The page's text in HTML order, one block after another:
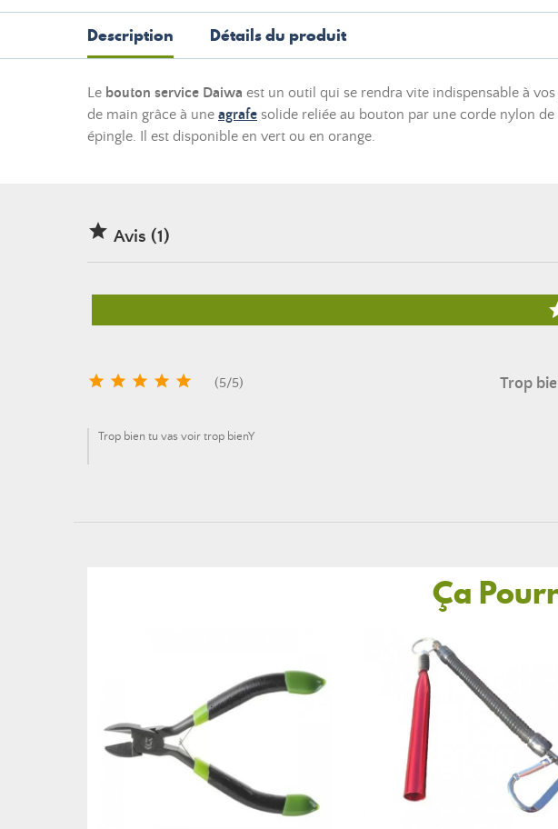
Description Détails du produit
Le bouton service Daiwa est un outil qui se rendra vite indispensable à
de main grâce à une agrafe solide reliée au bouton par une corde nylon
épingle. Il est disponible en vert ou en orange.
 Avis (1)
     (5/5) Trop
Trop bien tu vas voir trop bienY
Ça